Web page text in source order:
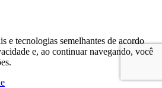
e tecnologias semelhantes de acordo
e, ao continuar navegando, você